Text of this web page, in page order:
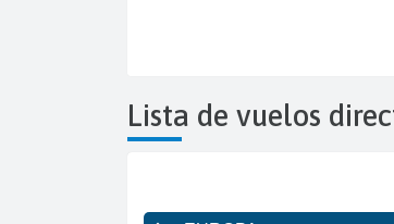
Lista de vuelos